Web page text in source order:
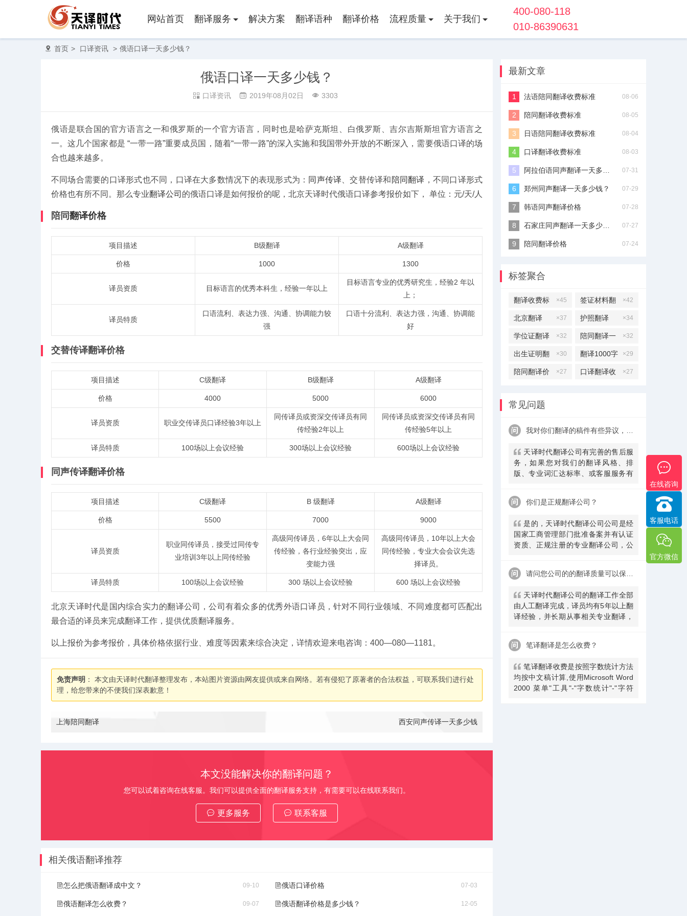
网站首页 翻译服务 解决方案 翻译语种 翻译价格 流程质量 关于我们
400-080-118
010-86390631
首页 > 口译资讯 > 俄语口译一天多少钱？
俄语口译一天多少钱？
口译资讯 2019年08月02日 3303
俄语是联合国的官方语言之一和俄罗斯的一个官方语言，同时也是哈萨克斯坦、白俄罗斯、吉尔吉斯斯坦官方语言之
一。这几个国家都是 “一带一路”重要成员国，随着“一带一路”的深入实施和我国带外开放的不断深入，需要俄语口译的场
合也越来越多。
不同场合需要的口译形式也不同，口译在大多数情况下的表现形式为： 同声传译 、交替传译和 陪同翻译 ，不同口译形式
价格也有所不同。那么专业翻译公司 的俄语口译是如何报价的呢，北京天译时代俄语口译参考报价如下， 单位：元/天/人
陪同翻译价格
项目描述 B级翻译 A级翻译
价格 1000 1300
译员资质 目标语言的优秀本科生，经验一年以上
目标语言专业的优秀研究生，经验2 年以
上；
译员特质
口语流利、表达力强、沟通、协调能力较
强
口语十分流利、表达力强，沟通、协调能
好
交替传译翻译价格
项目描述 C级翻译 B级翻译 A级翻译
价格 4000 5000 6000
译员资质 职业交传译员口译经验3年以上
同传译员或资深交传译员有同
传经验2年以上
同传译员或资深交传译员有同
传经验5年以上
译员特质 100场以上会议经验 300场以上会议经验 600场以上会议经验
同声传译翻译价格
项目描述 C级翻译 B 级翻译 A级翻译
价格 5500 7000 9000
译员资质
职业同传译员，接受过同传专
业培训3年以上同传经验
高级同传译员，6年以上大会同
传经验，各行业经验突出，应
变能力强
高级同传译员，10年以上大会
同传经验，专业大会会议先选
择译员。
译员特质 100场以上会议经验 300 场以上会议经验 600 场以上会议经验
北京天译时代是国内综合实力的翻译公司，公司有着众多的优秀外语口译员，针对不同行业领域、不同难度都可匹配出
最合适的译员来完成翻译工作，提供优质翻译服务。
以上报价为参考报价，具体价格依据行业、难度等因素来综合决定，详情欢迎来电咨询：400—080—1181。
免责声明 ： 本文由天译时代翻译整理发布，本站图片资源由网友提供或来自网络。若有侵犯了原著者的合法权益，可联系我们进行处
理，给您带来的不便我们深表歉意！
上海陪同翻译 西安同声传译一天多少钱
本文没能解决你的翻译问题？
您可以试着咨询在线客服。我们可以提供全面的翻译服务支持，有需要可以在线联系我们。
更多服务 联系客服
相关俄语翻译推荐
怎么把俄语翻译成中文？ 09-10 俄语口译价格 07-03
俄语翻译怎么收费？ 09-07 俄语翻译价格是多少钱？ 12-05
最新文章
法语陪同翻译收费标准 08-06
陪同翻译收费标准 08-05
日语陪同翻译收费标准 08-04
口译翻译收费标准 08-03
07-31
郑州同声翻译一天多少钱？ 07-29
韩语同声翻译价格 07-28
07-27
陪同翻译价格 07-24
标签聚合
×45
翻译收费标
准
×42
签证材料翻
译
×37
北京翻译 ×34
护照翻译
×32
学位证翻译 ×32
陪同翻译一
天多少钱
×30
出生证明翻
译
×29
翻译1000字
多少钱
×27
陪同翻译价
×27
口译翻译收
常见问题
天译时代翻译公司有完善的售后服
务，如果您对我们的翻译风格、排
版、专业词汇达标率、或客服服务有
司提供及时服务反馈，一直到让您满
意为止。
你们是正规翻译公司？
是的，天译时代翻译公司公司是经
国家工商管理部门批准备案并有认证
资质、正规注册的专业翻译公司，公
天译时代翻译公司的翻译工作全部
由人工翻译完成，译员均有5年以上翻
译经验，并长期从事相关专业翻译，
时和客户沟通，并随时监控翻译质量
及进程，做
笔译翻译是怎么收费？
​笔译翻译收费是按照字数统计方法
均按中文稿计算,使用Microsoft Word
2000 菜单"工具"-"字数统计"-"字符
在线咨询
客服电话
官方微信